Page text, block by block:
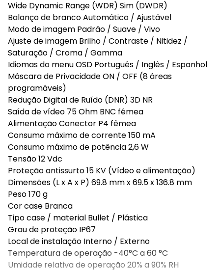
Wide Dynamic Range (WDR) Sim (DWDR)
Balanço de branco Automático / Ajustável
Modo de imagem Padrão / Suave / Vivo
Ajuste de imagem Brilho / Contraste / Nitidez /
Saturação / Croma / Gamma
Idiomas do menu OSD Português / Inglês / Espanhol
Máscara de Privacidade ON / OFF (8 áreas
programáveis)
Redução Digital de Ruído (DNR) 3D NR
Saída de vídeo 75 Ohm BNC fêmea
Alimentação Conector P4 fêmea
Consumo máximo de corrente 150 mA
Consumo máximo de potência 2,6 W
Tensão 12 Vdc
Proteção antissurto 15 KV (Vídeo e alimentação)
Dimensões (L x A x P) 69.8 mm x 69.5 x 136.8 mm
Peso 170 g
Cor case Branca
Tipo case / material Bullet / Plástica
Grau de proteção IP67
Local de instalação Interno / Externo
Temperatura de operação -40°C a 60 °C
Umidade relativa de operação 20% a 90% RH